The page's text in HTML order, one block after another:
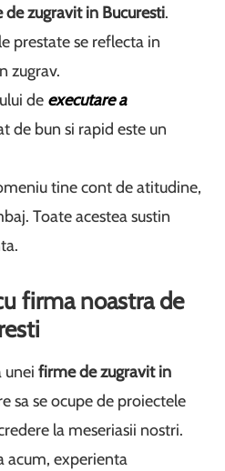
de zugravit in Bucuresti.
prestate se reflecta in
zugrav.
de executare a
de bun si rapid este un
tine cont de atitudine,
Toate acestea sustin
firma noastra de
uneifirme de zugravit in
sa se ocupe de proiectele
la meseriasii nostri.
acum, experienta